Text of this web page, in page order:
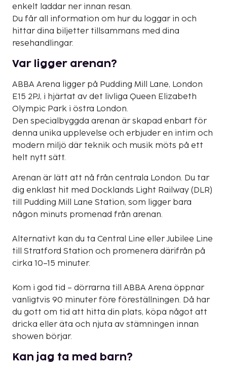
enkelt laddar ner innan resan.
Du får all information om hur du loggar in och
hittar dina biljetter tillsammans med dina
resehandlingar.
Var ligger arenan?
ABBA Arena ligger på Pudding Mill Lane, London
E15 2PJ, i hjärtat av det livliga Queen Elizabeth
Olympic Park i östra London.
Den specialbyggda arenan är skapad enbart för
denna unika upplevelse och erbjuder en intim och
modern miljö där teknik och musik möts på ett
helt nytt sätt.
Arenan är lätt att nå från centrala London. Du tar
dig enklast hit med Docklands Light Railway (DLR)
till Pudding Mill Lane Station, som ligger bara
någon minuts promenad från arenan.
Alternativt kan du ta Central Line eller Jubilee Line
till Stratford Station och promenera därifrån på
cirka 10–15 minuter.
Kom i god tid – dörrarna till ABBA Arena öppnar
vanligtvis 90 minuter före föreställningen. Då har
du gott om tid att hitta din plats, köpa något att
dricka eller äta och njuta av stämningen innan
showen börjar.
Kan jag ta med barn?